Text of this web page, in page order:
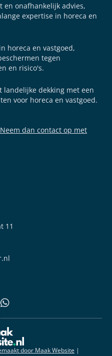
onafhankelijk advies,
expertise in horeca en
horeca en vastgoed,
tegen
en risico's.
landelijke dekking met een
voor horeca en vastgoed.
dan contact op met
11
door Maak Website |